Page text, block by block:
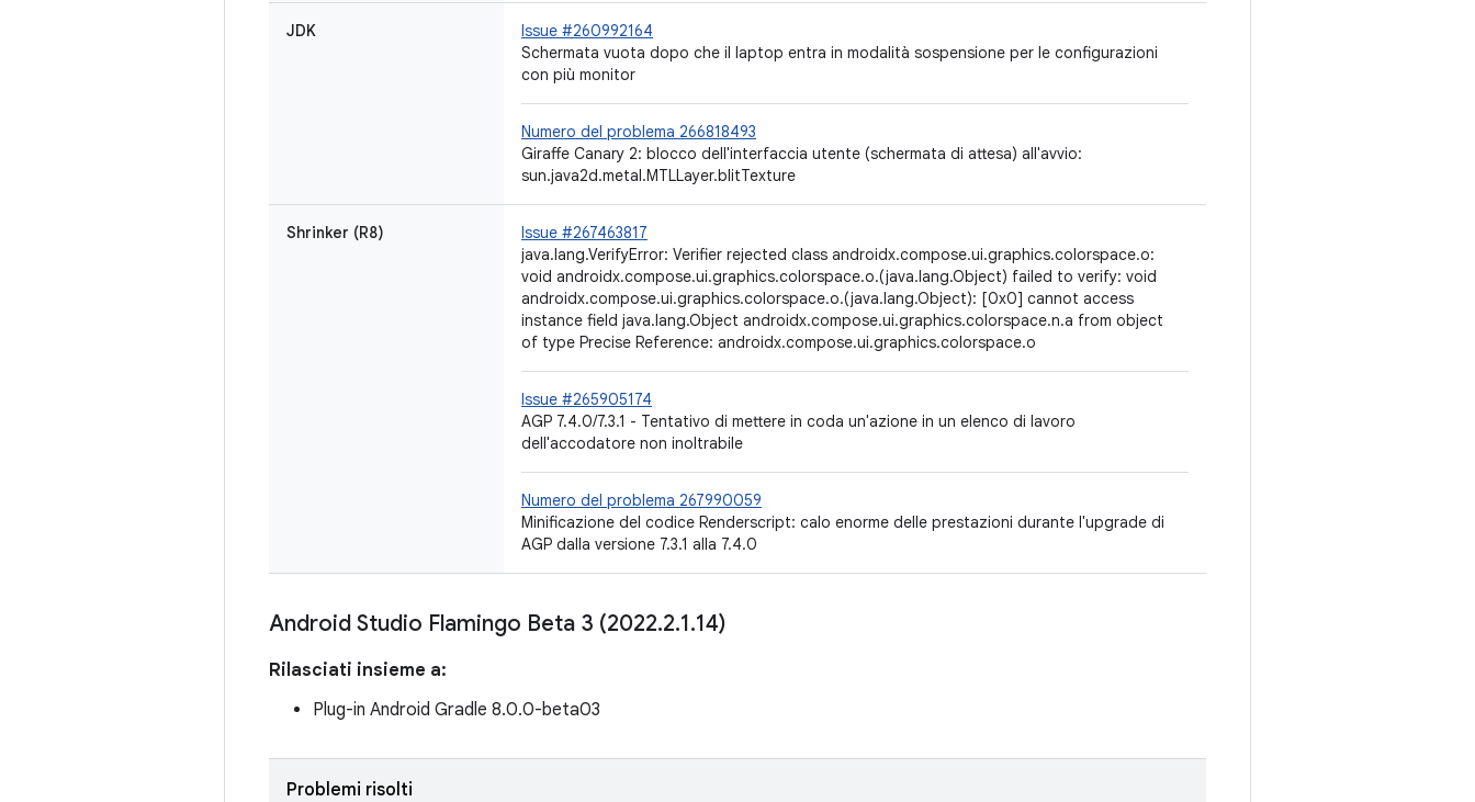
JDK
Issue #260992164
Schermata vuota dopo che il laptop entra in modalità sospensione per le configurazioni
con più monitor
Numero del problema 266818493
Giraffe Canary 2: blocco dell'interfaccia utente (schermata di attesa) all'avvio:
sun.java2d.metal.MTLLayer.blitTexture
Shrinker (R8)
Issue #267463817
java.lang.VerifyError: Verifier rejected class androidx.compose.ui.graphics.colorspace.o:
void androidx.compose.ui.graphics.colorspace.o.(java.lang.Object) failed to verify: void
androidx.compose.ui.graphics.colorspace.o.(java.lang.Object): [0x0] cannot access
instance field java.lang.Object androidx.compose.ui.graphics.colorspace.n.a from object
of type Precise Reference: androidx.compose.ui.graphics.colorspace.o
Issue #265905174
AGP 7.4.0/7.3.1 - Tentativo di mettere in coda un'azione in un elenco di lavoro
dell'accodatore non inoltrabile
Numero del problema 267990059
Minificazione del codice Renderscript: calo enorme delle prestazioni durante l'upgrade di
AGP dalla versione 7.3.1 alla 7.4.0
Android Studio Flamingo Beta 3 (2022.2.1.14)
Rilasciati insieme a:
Plug-in Android Gradle 8.0.0-beta03
Problemi risolti